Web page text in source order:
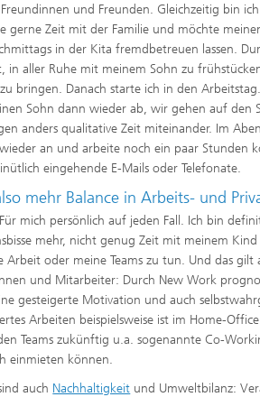
und Freunden. Gleichzeitig bin
gerne Zeit mit der Familie und möchte
in der Kita fremdbetreuen lassen.
in aller Ruhe mit meinem Sohn zu
bringen. Danach starte ich in den
Sohn dann wieder ab, wir gehen auf den
anders qualitative Zeit miteinander. Im
an und arbeite noch ein paar Stunden
eingehende E-Mails oder Telefonate.
mehr Balance in Arbeits- und
Für mich persönlich auf jeden Fall. Ich bin
mehr, nicht genug Zeit mit meinem
oder meine Teams zu tun. Und das gilt
und Mitarbeiter: Durch New Work
gesteigerte Motivation und auch
Arbeiten beispielsweise ist im Home-
Teams zukünftig u.a. sogenannte Co-
einmieten können.
auch Nachhaltigkeit und Umweltbilanz: